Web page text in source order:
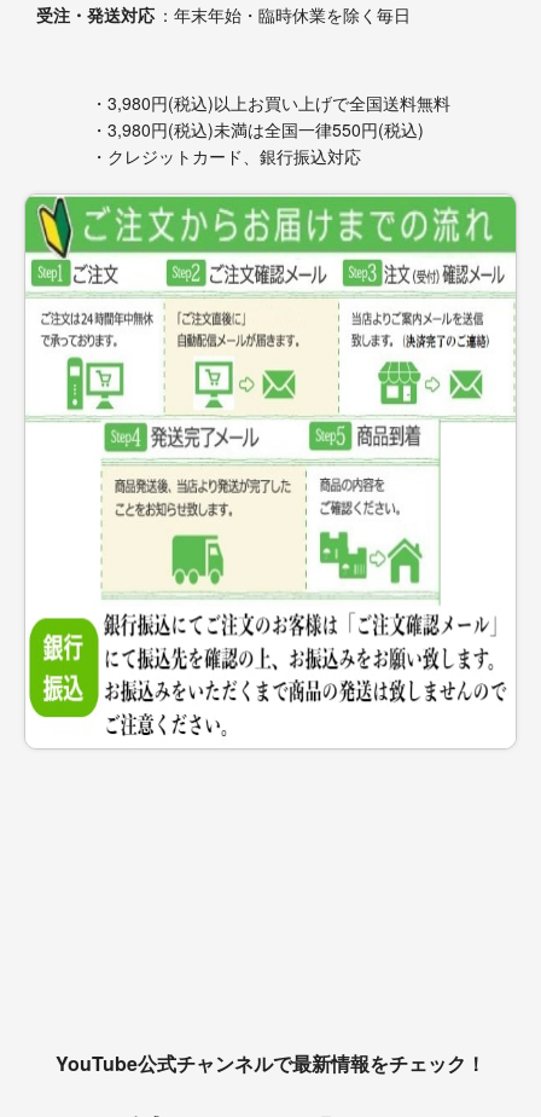
受注・発送対応 ：年末年始・臨時休業を除く毎日
・3,980円(税込)以上お買い上げで全国送料無料
・3,980円(税込)未満は全国一律550円(税込)
・クレジットカード、銀行振込対応
YouTube公式チャンネルで最新情報をチェック！